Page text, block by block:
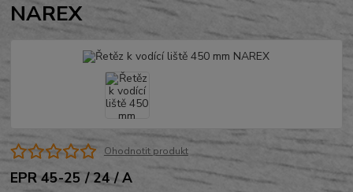
NAREX
Ohodnotit produkt
EPR 45-25 / 24 / A